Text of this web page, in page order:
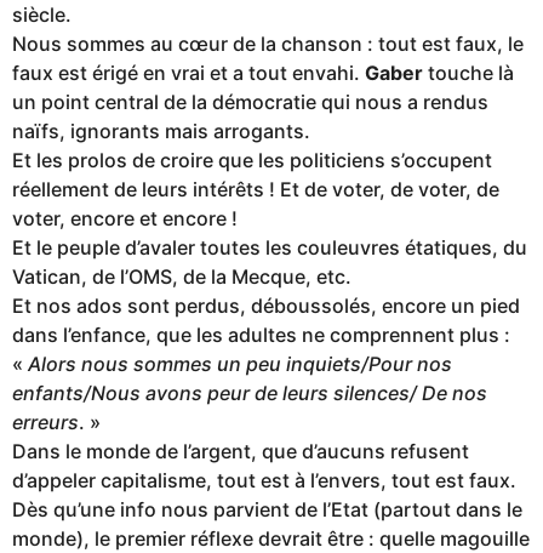
siècle.
Nous sommes au cœur de la chanson : tout est faux, le
faux est érigé en vrai et a tout envahi. Gaber touche là
un point central de la démocratie qui nous a rendus
naïfs, ignorants mais arrogants.
Et les prolos de croire que les politiciens s’occupent
réellement de leurs intérêts ! Et de voter, de voter, de
voter, encore et encore !
Et le peuple d’avaler toutes les couleuvres étatiques, du
Vatican, de l’OMS, de la Mecque, etc.
Et nos ados sont perdus, déboussolés, encore un pied
dans l’enfance, que les adultes ne comprennent plus :
«Alors nous sommes un peu inquiets/Pour nos
enfants/Nous avons peur de leurs silences/ De nos
erreurs. »
Dans le monde de l’argent, que d’aucuns refusent
d’appeler capitalisme, tout est à l’envers, tout est faux.
Dès qu’une info nous parvient de l’Etat (partout dans le
monde), le premier réflexe devrait être : quelle magouille